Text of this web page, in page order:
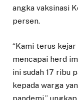
angka vaksinasi
persen.
“Kami terus
mencapai herd
ini sudah 17 ribu
kepada warga